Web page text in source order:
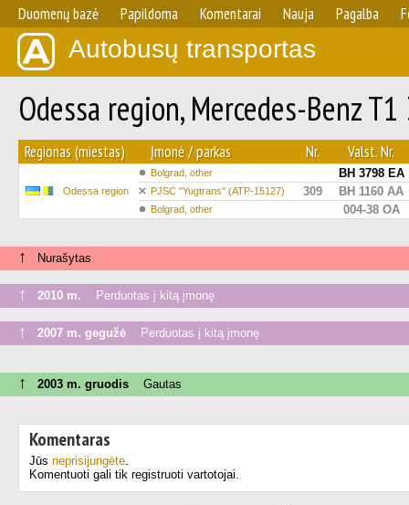
Duomenų bazė Papildoma Komentarai Nauja Pagalba
Autobusų transportas
Odessa region, Mercedes-Benz
Regionas (miestas) Įmonė / parkas Nr. Valst. Nr.
Odessa region
Bolgrad, other BH 3798 EA
PJSC "Yugtrans" (ATP-15127) 309 BH 1160 AA
Bolgrad, other 004-38 ОА
↑ Nurašytas
↑ 2010 m. Perduotas į kitą įmonę
↑ 2007 m. gegužė Perduotas į kitą įmonę
↑ 2003 m. gruodis Gautas
Komentaras
Jūs neprisijungėte.
Komentuoti gali tik registruoti vartotojai.